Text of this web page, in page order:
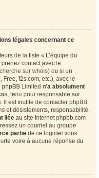
légales concernant ce
de la liste « L’équipe du
contact avec le
sur whois) ou si un
f2s.com, etc.), avec le
Limited n’a absolument
tenu pour responsable sur
Il est inutile de contacter phpBB
et désistements, responsabilité,
liée au site Internet phpbb.com
un courriel au groupe
partie de ce logiciel vous
voire à aucune réponse du